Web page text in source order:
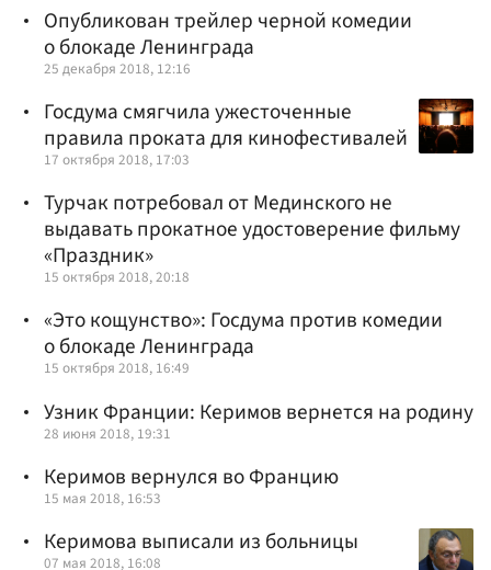
Опубликован трейлер черной комедии
о блокаде Ленинграда
25 декабря 2018, 12:16
Госдума смягчила ужесточенные
правила проката для кинофестивалей
17 октября 2018, 17:03
Турчак потребовал от Мединского не
выдавать прокатное удостоверение фильму
«Праздник»
15 октября 2018, 20:18
«Это кощунство»: Госдума против комедии
о блокаде Ленинграда
15 октября 2018, 16:49
Узник Франции: Керимов вернется на родину
28 июня 2018, 19:31
Керимов вернулся во Францию
15 мая 2018, 16:53
Керимова выписали из больницы
07 мая 2018, 16:08